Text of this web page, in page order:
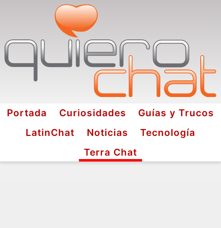
Portada Curiosidades
Guías y Trucos
LatinChat
Noticias
Tecnología
Terra Chat